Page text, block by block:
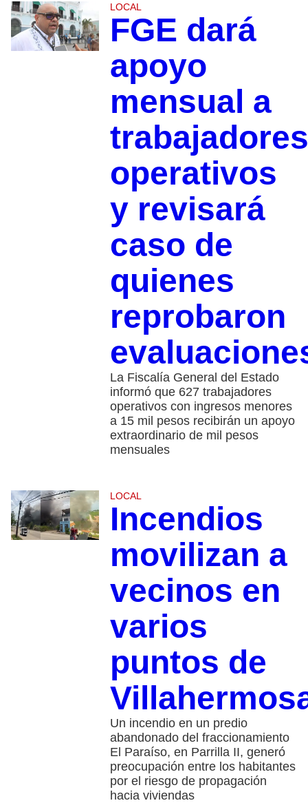
LOCAL
FGE dará
apoyo
mensual a
trabajadores
operativos
y revisará
caso de
quienes
reprobaron
La Fiscalía General del Estado
informó que 627 trabajadores
operativos con ingresos menores
a 15 mil pesos recibirán un apoyo
extraordinario de mil pesos
mensuales
LOCAL
Incendios
movilizan a
vecinos en
varios
puntos de
Un incendio en un predio
abandonado del fraccionamiento
El Paraíso, en Parrilla II, generó
preocupación entre los habitantes
por el riesgo de propagación
hacia viviendas